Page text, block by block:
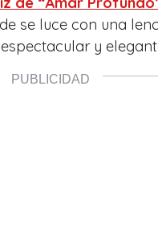
se luce con una
y